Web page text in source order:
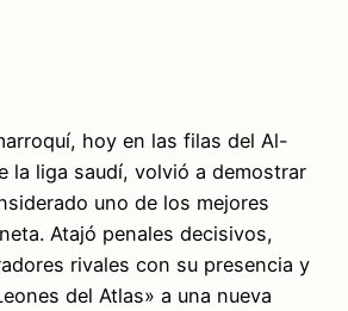
hoy en las filas del Al-
la liga saudí, volvió a demostrar
uno de los mejores
Atajó penales decisivos,
rivales con su presencia y
del Atlas» a una nueva